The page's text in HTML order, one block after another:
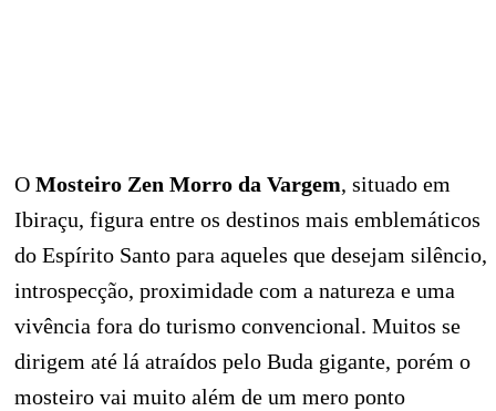
O Mosteiro Zen Morro da Vargem, situado em
Ibiraçu, figura entre os destinos mais emblemáticos
do Espírito Santo para aqueles que desejam silêncio,
introspecção, proximidade com a natureza e uma
vivência fora do turismo convencional. Muitos se
dirigem até lá atraídos pelo Buda gigante, porém o
mosteiro vai muito além de um mero ponto